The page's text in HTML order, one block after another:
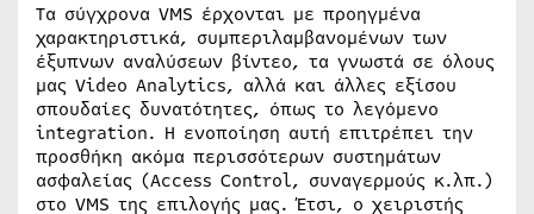
Τα σύγχρονα VMS έρχονται με προηγμένα
χαρακτηριστικά, συμπεριλαμβανομένων των
έξυπνων αναλύσεων βίντεο, τα γνωστά σε όλους
μας Video Analytics, αλλά και άλλες εξίσου
σπουδαίες δυνατότητες, όπως το λεγόμενο
integration. Η ενοποίηση αυτή επιτρέπει την
προσθήκη ακόμα περισσότερων συστημάτων
ασφαλείας (Access Control, συναγερμούς κ.λπ.)
στο VMS της επιλογής μας. Έτσι, ο χειριστής